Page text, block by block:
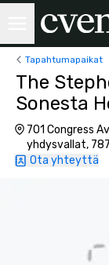
Tapahtumapaikat
The
Sonesta
701 Congress
yhdysvallat,
Ota yhteyttä